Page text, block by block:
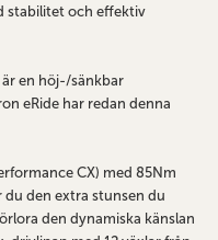
stabilitet och effektiv
en höj-/sänkbar
eRide har redan denna
CX) med 85Nm
den extra stunsen du
den dynamiska känslan